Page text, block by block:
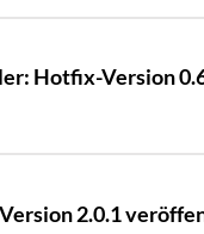
Hotfix-Version
2.0.1